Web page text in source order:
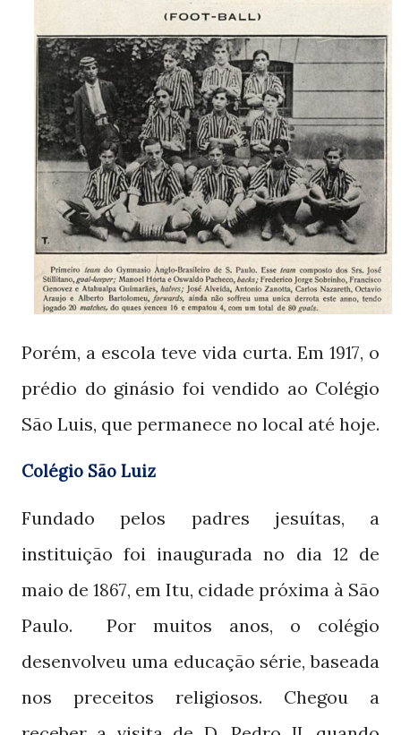
Porém, a escola teve vida curta. Em 1917, o
prédio do ginásio foi vendido ao Colégio
São Luis, que permanece no local até hoje.
Colégio São Luiz
Fundado pelos padres jesuítas, a
instituição foi inaugurada no dia 12 de
maio de 1867, em Itu, cidade próxima à São
Paulo.
Por muitos anos, o colégio
desenvolveu uma educação série, baseada
nos preceitos religiosos. Chegou a